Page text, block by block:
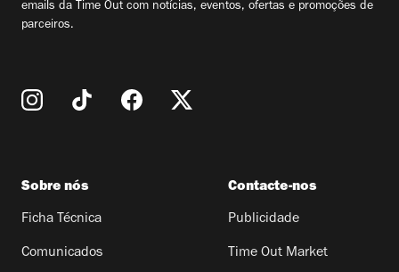
emails da Time Out com notícias, eventos, ofertas e promoções de
parceiros.
Sobre nós
Ficha Técnica
Comunicados
Contacte-nos
Publicidade
Time Out Market